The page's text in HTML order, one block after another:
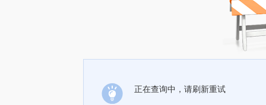
正在查询中，请刷新重试